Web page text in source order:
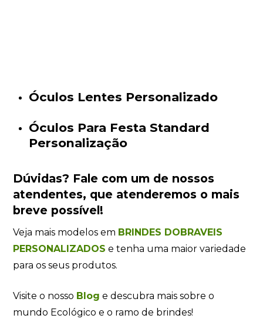
Óculos Lentes Personalizado
Óculos Para Festa Standard
Personalização
Dúvidas? Fale com um de nossos
atendentes, que atenderemos o mais
breve possível!
Veja mais modelos em BRINDES DOBRAVEIS
PERSONALIZADOS e tenha uma maior variedade
para os seus produtos.
Visite o nosso Blog e descubra mais sobre o
mundo Ecológico e o ramo de brindes!